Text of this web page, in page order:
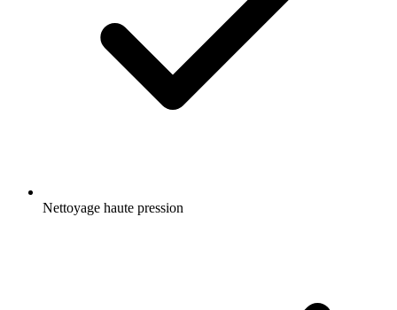
Nettoyage haute pression